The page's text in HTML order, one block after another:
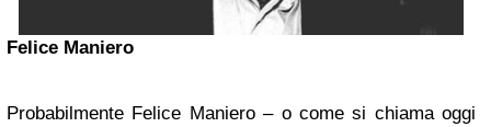
Felice Maniero
Probabilmente Felice Maniero – o come si chiama oggi